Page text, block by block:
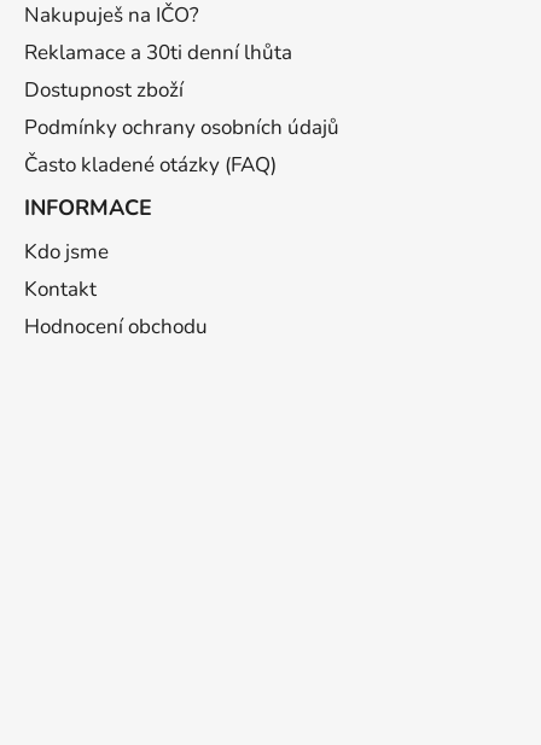
Nakupuješ na IČO?
Reklamace a 30ti denní lhůta
Dostupnost zboží
Podmínky ochrany osobních údajů
Často kladené otázky (FAQ)
INFORMACE
Kdo jsme
Kontakt
Hodnocení obchodu